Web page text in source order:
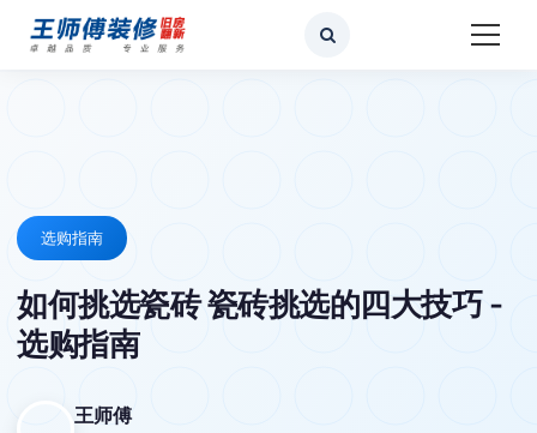
选购指南
如何挑选瓷砖 瓷砖挑选的四大技巧 -
选购指南
王师傅